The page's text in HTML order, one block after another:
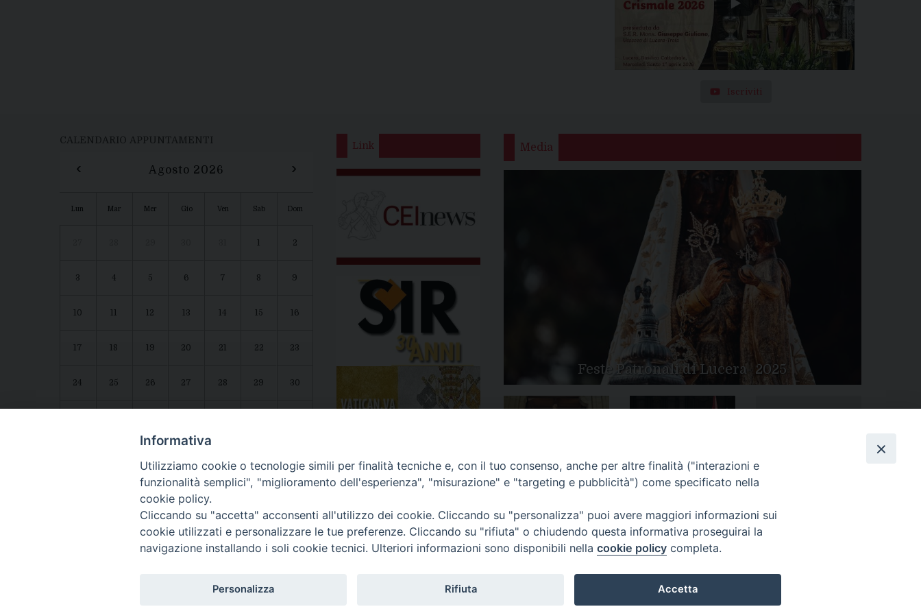
Iscriviti
CALENDARIO APPUNTAMENTI
‹ Agosto 2026 ›
Lun Mar Mer Gio Ven Sab Dom
2
3 4 5 6 7 8 9
10 12 13 14 15 16
17 18 19 20 21 22 23
24 25 26 27 28 29 30
Link Media
Feste Patronali di Lucera- 2025
Apertura Anno Giubilare
2025
Diocesi
: tel/fax 0881/522244 - e-mail: vescovo@diocesiluceratroia.it
Informativa
Utilizziamo cookie o tecnologie simili per finalità tecniche e, con il tuo consenso, anche per altre finalità ("interazioni e
funzionalità semplici", "miglioramento dell'esperienza", "misurazione" e "targeting e pubblicità") come specificato nella
cookie policy.
Cliccando su "accetta" acconsenti all'utilizzo dei cookie. Cliccando su "personalizza" puoi avere maggiori informazioni sui
cookie utilizzati e personalizzare le tue preferenze. Cliccando su "rifiuta" o chiudendo questa informativa proseguirai la
navigazione installando i soli cookie tecnici. Ulteriori informazioni sono disponibili nella cookie policy completa.
Personalizza Rifiuta Accetta